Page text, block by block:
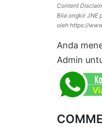
Content
Bila ongkir JNE
oleh https://
Anda
Admin